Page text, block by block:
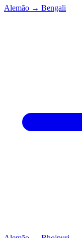
Alemão → Bengali